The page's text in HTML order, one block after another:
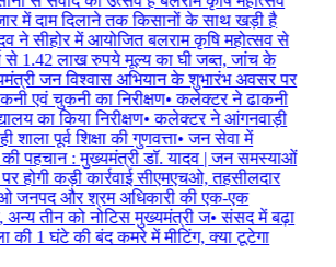
में दाम दिलाने तक किसानों के साथ खड़ी है
ने सीहोर में आयोजित बलराम कृषि महोत्सव से
से 1.42 लाख रुपये मूल्य का घी जब्त, जांच के
जन विश्वास अभियान के शुभारंभ अवसर पर
एवं चुकनी का निरीक्षण•कलेक्टर ने ढाकनी
का किया निरीक्षण•कलेक्टर ने आंगनवाड़ी
शाला पूर्व शिक्षा की गुणवत्ता•जन सेवा में
पहचान : मुख्यमंत्री डॉ. यादव | जन समस्याओं
होगी कड़ी कार्रवाई सीएमएचओ, तहसीलदार
जनपद और श्रम अधिकारी की एक-एक
तीन को नोटिस मुख्यमंत्री ज•संसद में बढ़ा
की 1 घंटे की बंद कमरे में मीटिंग, क्या टूटेगा